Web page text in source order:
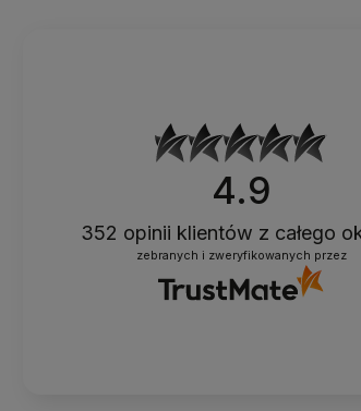
4.9
352 opinii klientów z całego
zebranych i zweryfikowanych przez